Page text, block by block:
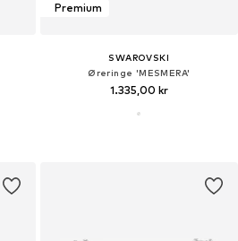
Premium
SWAROVSKI
Øreringe 'MESMERA'
1.335,00 kr